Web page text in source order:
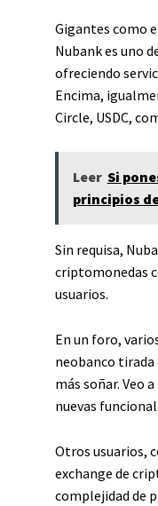
Gigantes como
Nubank es uno
ofreciendo
Encima,
Circle, USDC,
Leer Si
principios
Sin requisa,
criptomonedas
usuarios.
En un foro,
neobanco tirada
más soñar. Veo
nuevas
Otros usuarios,
exchange de
complejidad de